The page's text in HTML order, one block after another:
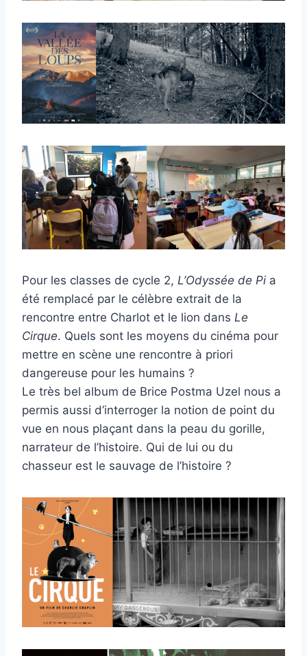
Pour les classes de cycle 2, L’Odyssée de Pi a
été remplacé par le célèbre extrait de la
rencontre entre Charlot et le lion dans Le
Cirque. Quels sont les moyens du cinéma pour
mettre en scène une rencontre à priori
dangereuse pour les humains ?
Le très bel album de Brice Postma Uzel nous a
permis aussi d’interroger la notion de point du
vue en nous plaçant dans la peau du gorille,
narrateur de l’histoire. Qui de lui ou du
chasseur est le sauvage de l’histoire ?